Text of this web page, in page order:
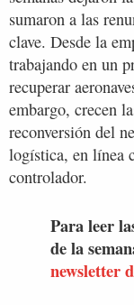
sumaron a las
clave. Desde la
trabajando en un
recuperar
embargo, crecen
reconversión del
logística, en línea
controlador.
Para leer
de la
newsletter